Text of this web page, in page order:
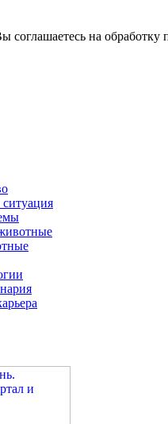
соглашаетесь на обработку